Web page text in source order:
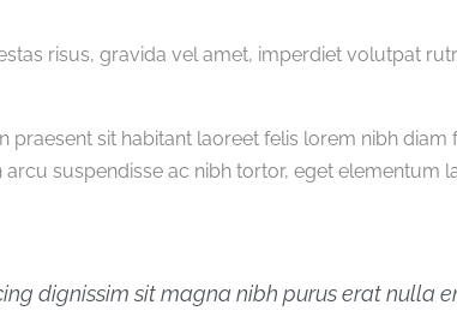
risus, gravida vel amet, imperdiet volutpat
sit habitant laoreet felis lorem nibh diam
suspendisse ac nibh tortor, eget elementum
dignissim sit magna nibh purus erat nulla